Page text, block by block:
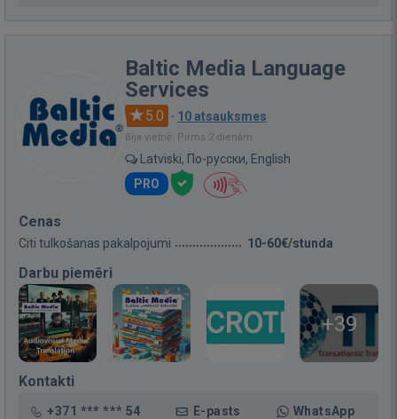
Baltic Media Language
Services
5.0 · 10 atsauksmes
Bija vietnē: Pirms 2 dienām
Latviski, По-русски, English
PRO
Cenas
Citi tulkošanas pakalpojumi 10-60€/stunda
Darbu piemēri
+39
Kontakti
+371 *** *** 54 E-pasts WhatsApp